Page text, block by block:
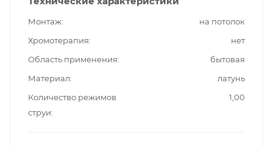
Монтаж
на потолок
Хромотерапия
нет
Область применения
бытовая
Материал
латунь
Количество режимов
струи
1,00